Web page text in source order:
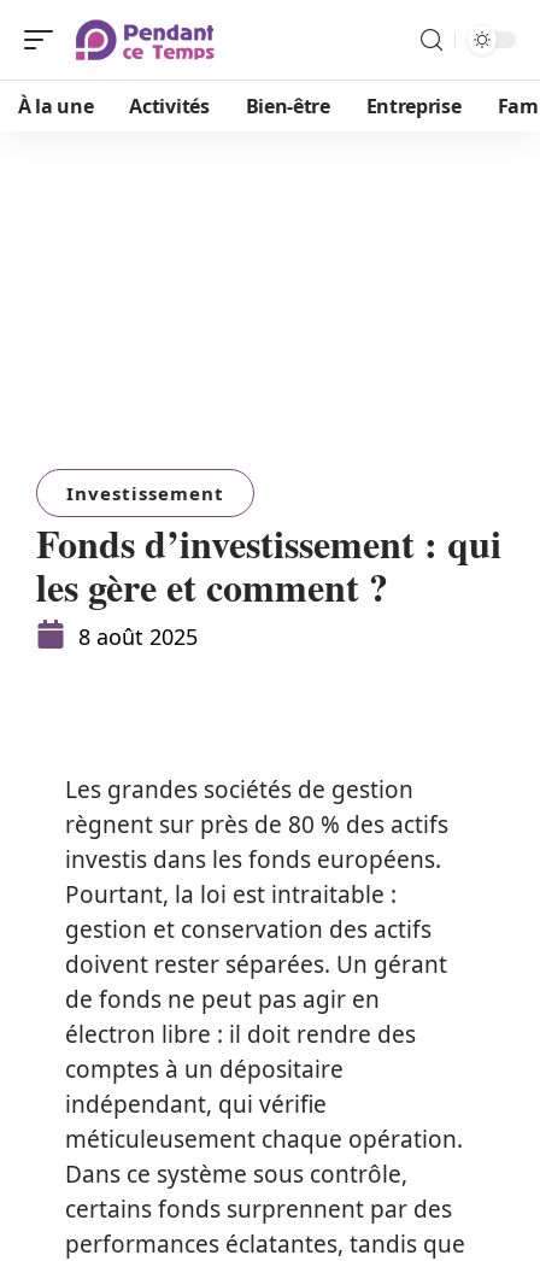
À la une Activités Bien-être Entreprise
Investissement
Fonds d’investissement : qui
les gère et comment ?
8 août 2025
Les grandes sociétés de gestion
règnent sur près de 80 % des actifs
investis dans les fonds européens.
Pourtant, la loi est intraitable :
gestion et conservation des actifs
doivent rester séparées. Un gérant
de fonds ne peut pas agir en
électron libre : il doit rendre des
comptes à un dépositaire
indépendant, qui vérifie
méticuleusement chaque opération.
Dans ce système sous contrôle,
certains fonds surprennent par des
performances éclatantes, tandis que